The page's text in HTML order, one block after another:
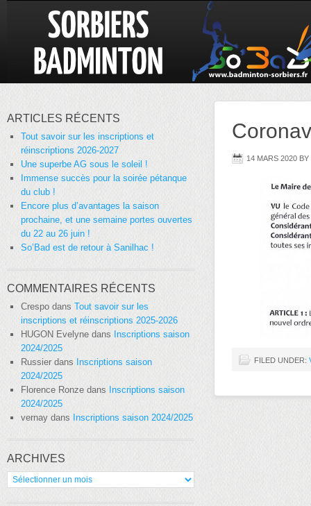
14 MARS 2020 BY
FILED UNDER:
ARTICLES RÉCENTS
Tout savoir sur les inscriptions et
réinscriptions 2026-2027
Une superbe AG sous le soleil !
Immense succès pour la soirée pétanque
du club !
Encore plus d’avantages la saison
prochaine, et une semaine portes ouvertes
du 22 au 26 juin !
So’Bad est de retour à Sanilhac !
COMMENTAIRES RÉCENTS
Crespo dans Tout savoir sur les
inscriptions et réinscriptions 2025-2026
HUGON Evelyne dans Inscriptions saison
2024/2025
Russierdans Inscriptions saison
2024/2025
Florence Ronze dans Inscriptions saison
2024/2025
vernay dans Inscriptions saison 2024/2025
ARCHIVES
Archives